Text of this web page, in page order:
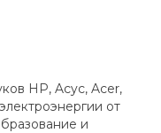
HP, Acyc, Acer,
от
и